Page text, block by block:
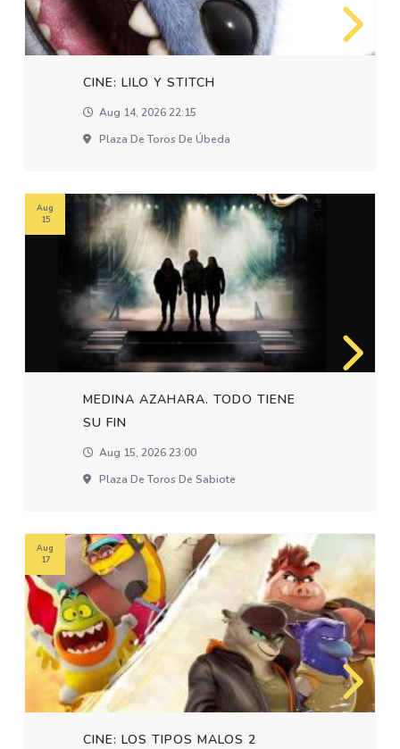
CINE: LILO Y STITCH
Aug 14, 2026 22:15
Plaza De Toros De Úbeda
MEDINA AZAHARA. TODO TIENE
SU FIN
Aug 15, 2026 23:00
Plaza De Toros De Sabiote
Aug
15
CINE: LOS TIPOS MALOS 2
Aug
17